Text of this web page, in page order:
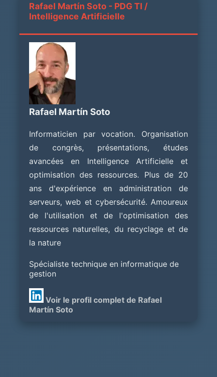
Rafael Martín Soto - PDG TI /
Intelligence Artificielle
Rafael Martín Soto
Informaticien par vocation. Organisation
de congrès, présentations, études
avancées en Intelligence Artificielle et
optimisation des ressources. Plus de 20
ans d'expérience en administration de
serveurs, web et cybersécurité. Amoureux
de l'utilisation et de l'optimisation des
ressources naturelles, du recyclage et de
la nature
Spécialiste technique en informatique de
gestion
Voir le profil complet de Rafael
Martín Soto